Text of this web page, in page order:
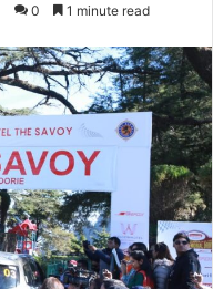
0 1 minute read